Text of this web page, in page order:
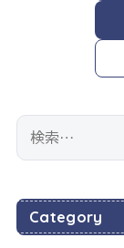
Category